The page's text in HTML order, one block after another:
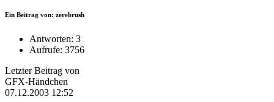
Ein Beitrag von: zerebrush
Antworten: 3
Aufrufe: 3756
Letzter Beitrag von
GFX-Händchen
07.12.2003 12:52